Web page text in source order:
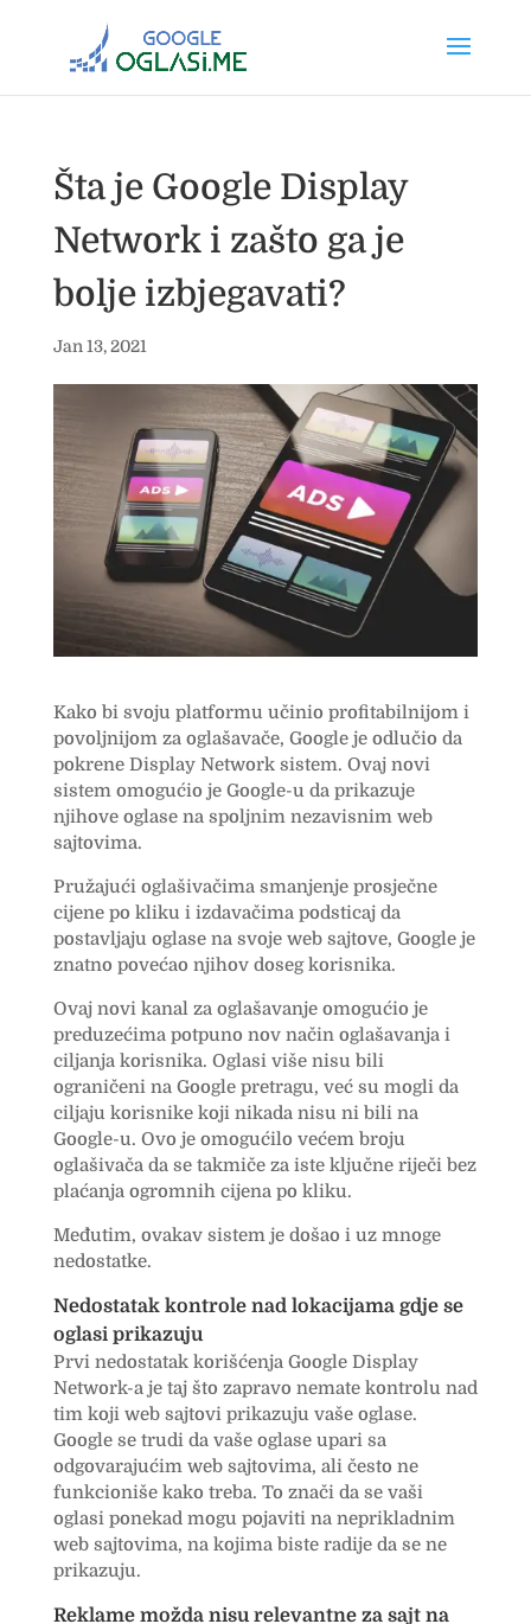
Šta je Google Display
Network i zašto ga je
bolje izbjegavati?
Jan 13, 2021
Kako bi svoju platformu učinio profitabilnijom i
povoljnijom za oglašavače, Google je odlučio da
pokrene Display Network sistem. Ovaj novi
sistem omogućio je Google-u da prikazuje
njihove oglase na spoljnim nezavisnim web
sajtovima.
Pružajući oglašivačima smanjenje prosječne
cijene po kliku i izdavačima podsticaj da
postavljaju oglase na svoje web sajtove, Google je
znatno povećao njihov doseg korisnika.
Ovaj novi kanal za oglašavanje omogućio je
preduzećima potpuno nov način oglašavanja i
ciljanja korisnika. Oglasi više nisu bili
ograničeni na Google pretragu, već su mogli da
ciljaju korisnike koji nikada nisu ni bili na
Google-u. Ovo je omogućilo većem broju
oglašivača da se takmiče za iste ključne riječi bez
plaćanja ogromnih cijena po kliku.
Međutim, ovakav sistem je došao i uz mnoge
nedostatke.
Nedostatak kontrole nad lokacijama gdje se
oglasi prikazuju
Prvi nedostatak korišćenja Google Display
Network-a je taj što zapravo nemate kontrolu nad
tim koji web sajtovi prikazuju vaše oglase.
Google se trudi da vaše oglase upari sa
odgovarajućim web sajtovima, ali često ne
funkcioniše kako treba. To znači da se vaši
oglasi ponekad mogu pojaviti na neprikladnim
web sajtovima, na kojima biste radije da se ne
prikazuju.
Reklame možda nisu relevantne za sajt na